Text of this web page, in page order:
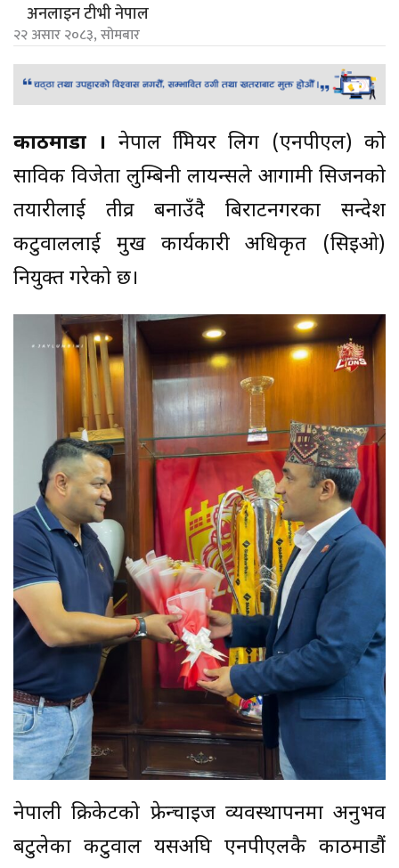
अनलाइन टीभी नेपाल
२२ असार २०८३, सोमबार
काठमाडौं । नेपाल प्रिमियर लिग (एनपीएल) को
साविक विजेता लुम्बिनी लायन्सले आगामी सिजनको
तयारीलाई तीव्र बनाउँदै बिराटनगरका सन्देश
कटुवाललाई प्रमुख कार्यकारी अधिकृत (सिइओ)
नियुक्त गरेको छ।
नेपाली क्रिकेटको फ्रेन्चाइज व्यवस्थापनमा अनुभव
बटुलेका कटुवाल यसअघि एनपीएलकै काठमाडौं